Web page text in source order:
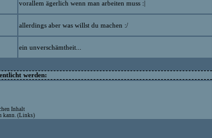
vorallem ägerlich wenn man arbeiten muss :|
allerdings aber was willst du machen :/
ein unverschämtheit...
werden:
Inhalt
kann. (Links)